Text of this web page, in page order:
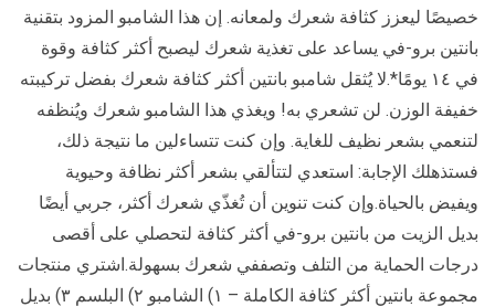
خصيصًا ليعزز كثافة شعرك ولمعانه. إن هذا الشامبو المزود بتقنية
بانتين برو-في يساعد على تغذية شعرك ليصبح أكثر كثافة وقوة
في ١٤ يومًا*.لا يُثقل شامبو بانتين أكثر كثافة شعرك بفضل تركيبته
خفيفة الوزن. لن تشعري به! ويغذي هذا الشامبو شعرك ويُنظفه
لتنعمي بشعر نظيف للغاية. وإن كنت تتساءلين ما نتيجة ذلك،
فستذهلك الإجابة: استعدي لتتألقي بشعر أكثر نظافة وحيوية
ويفيض بالحياة.وإن كنت تنوين أن تُغذّي شعرك أكثر، جربي أيضًا
بديل الزيت من بانتين برو-في أكثر كثافة لتحصلي على أقصى
درجات الحماية من التلف وتصففي شعرك بسهولة.اشتري منتجات
مجموعة بانتين أكثر كثافة الكاملة – ١) الشامبو ٢) البلسم ٣) بديل